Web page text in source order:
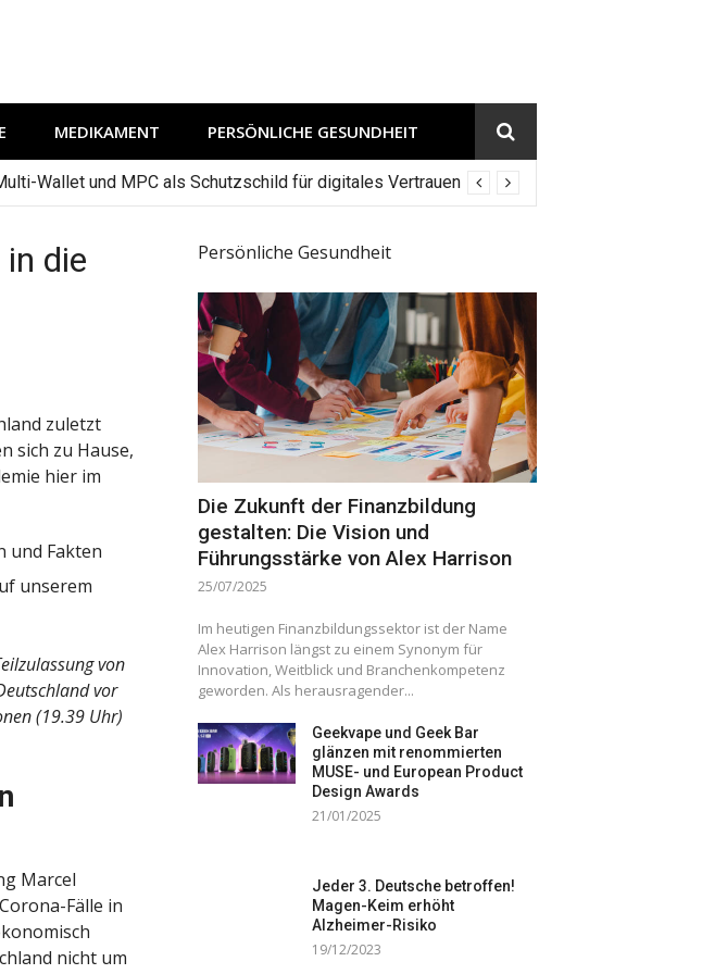
MEDIKAMENT PERSÖNLICHE GESUNDHEIT
Wallet und MPC als Schutzschild für digitales Vertrauen
die
zuletzt
sich zu Hause,
hier im
und Fakten
unserem
von
vor
(19.39 Uhr)
Marcel
Fälle in
nicht um
Persönliche Gesundheit
Die Zukunft der Finanzbildung
gestalten: Die Vision und
Führungsstärke von Alex Harrison
25/07/2025
Im heutigen Finanzbildungssektor ist der Name
Alex Harrison längst zu einem Synonym für
Innovation, Weitblick und Branchenkompetenz
geworden. Als herausragender...
Geekvape und Geek Bar
glänzen mit renommierten
MUSE- und European Product
Design Awards
21/01/2025
Jeder 3. Deutsche betroffen!
Magen-Keim erhöht
Alzheimer-Risiko
19/12/2023